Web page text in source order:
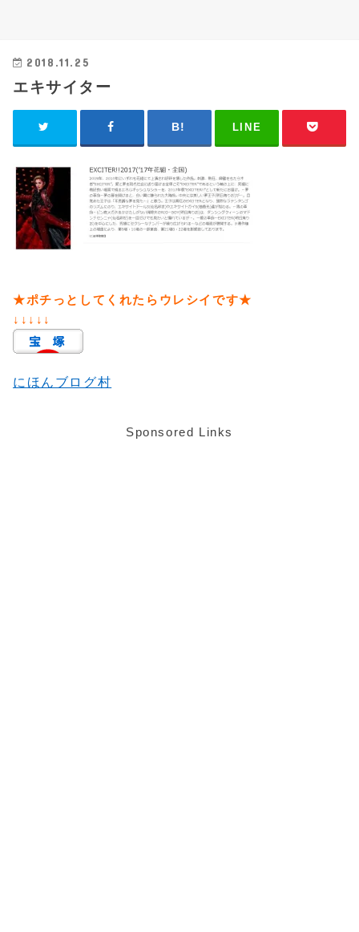
2018.11.25
エキサイター
LINE
★ポチっとしてくれたらウレシイです★
↓↓↓↓↓
にほんブログ村
Sponsored Links